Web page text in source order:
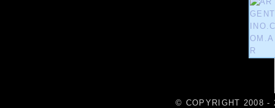
© COPYRIGHT 2008